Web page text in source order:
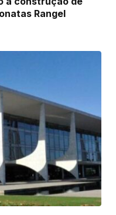
Rangel